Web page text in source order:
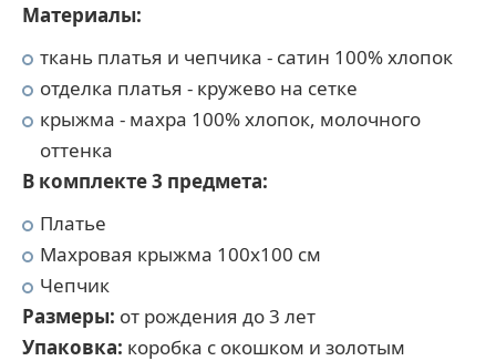
Материалы:
ткань платья и чепчика - сатин 100% хлопок
отделка платья - кружево на сетке
крыжма - махра 100% хлопок, молочного
оттенка
В комплекте 3 предмета:
Платье
Махровая крыжма 100х100 см
Чепчик
Размеры: от рождения до 3 лет
Упаковка: коробка с окошком и золотым